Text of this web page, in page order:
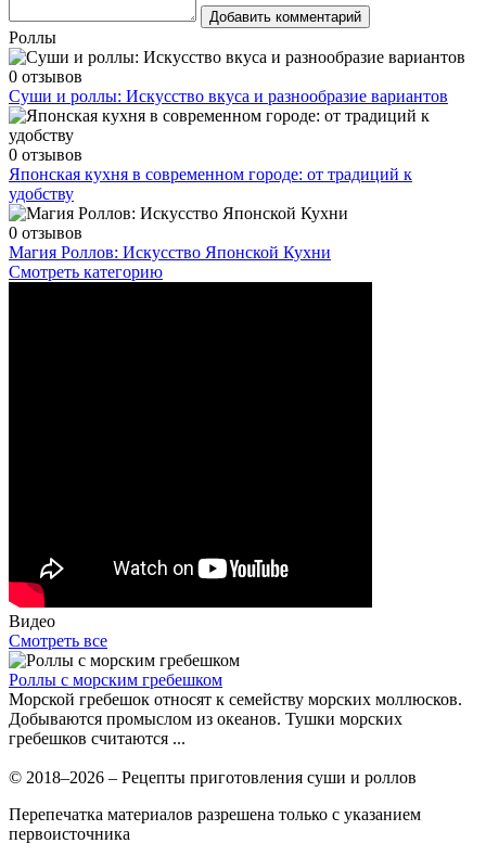
Добавить комментарий
Роллы
0 отзывов
Суши и роллы: Искусство вкуса и разнообразие вариантов
0 отзывов
Японская кухня в современном городе: от традиций к
удобству
0 отзывов
Магия Роллов: Искусство Японской Кухни
Смотреть категорию
Видео
Смотреть все
Роллы с морским гребешком
Морской гребешок относят к семейству морских моллюсков.
Добываются промыслом из океанов. Тушки морских
гребешков считаются ...
© 2018–2026 – Рецепты приготовления суши и роллов
Перепечатка материалов разрешена только с указанием
первоисточника